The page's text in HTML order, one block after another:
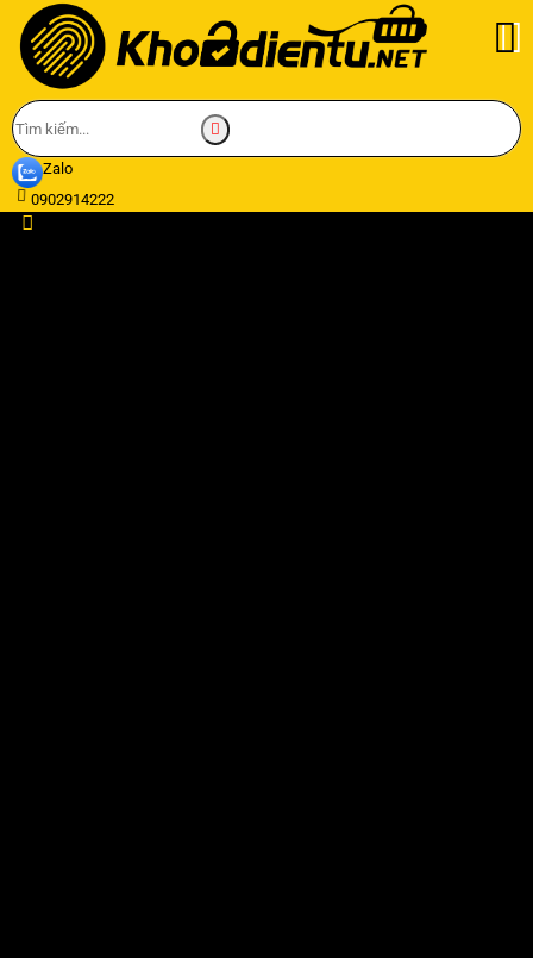
Zalo
0902914222